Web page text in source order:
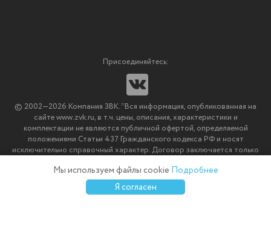
Мультимедийное оборудование
Импортозамещение ПО
© 2002—2026 Компания ЗВК. *Вся информация, опубликованная на
сайте www.zvk.ru, в т.ч. цены, описания, характеристики и
комплектации не являются публичной офертой, определяемой
положениями Статьи 437 Гражданского кодекса РФ и носят
исключительно справочный характер. Договор заключается только
ЗВК.
Присоединяйтесь:
0
Избранное
0
Сравнение Корзина
Мы используем файлы cookie Подробнее
Я согласен